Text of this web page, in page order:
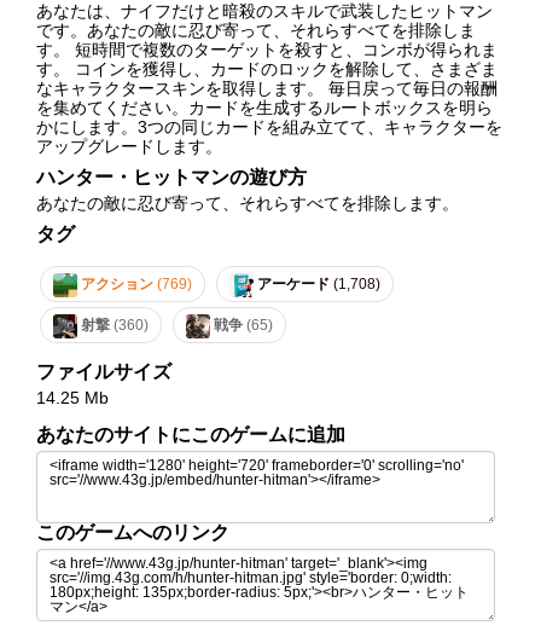
あなたは、ナイフだけと暗殺のスキルで武装したヒットマン
です。あなたの敵に忍び寄って、それらすべてを排除しま
す。 短時間で複数のターゲットを殺すと、コンボが得られま
す。 コインを獲得し、カードのロックを解除して、さまざま
なキャラクタースキンを取得します。 毎日戻って毎日の報酬
を集めてください。カードを生成するルートボックスを明ら
かにします。3つの同じカードを組み立てて、キャラクターを
アップグレードします。
ハンター・ヒットマンの遊び方
あなたの敵に忍び寄って、それらすべてを排除します。
タグ
アクション (769) アーケード (1,708)
射撃 (360) 戦争 (65)
ファイルサイズ
14.25 Mb
あなたのサイトにこのゲームに追加
このゲームへのリンク